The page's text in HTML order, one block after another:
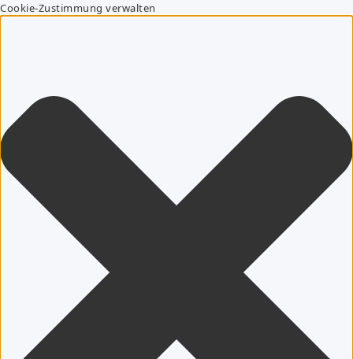
Cookie-Zustimmung verwalten